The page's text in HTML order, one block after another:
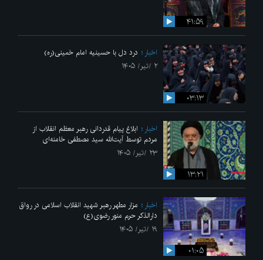
۴۱:۵۹
۰۳:۱۳
اخبار
درد دل با حسینیه امام خمینی(ره)
۲ /تیر/ ۱۴۰۵
۱۳:۲۱
اخبار
ابلاغ پیام قدردانی رهبر معظم انقلاب از
مردم توسط آیت‌الله سید مصطفی خامنه‌ای
۲۳ /تیر/ ۱۴۰۵
۰۱:۰۵
اخبار
مزار مطهر رهبر شهید انقلاب اسلامی در رواق
دارالذکر حرم منور رضوی(ع)
۱۹ /تیر/ ۱۴۰۵